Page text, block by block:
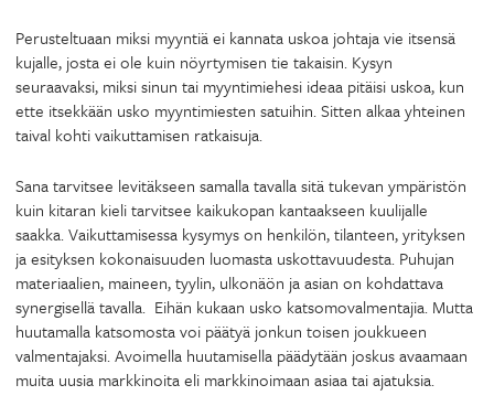
Perusteltuaan miksi myyntiä ei kannata uskoa johtaja vie itsensä
kujalle, josta ei ole kuin nöyrtymisen tie takaisin. Kysyn
seuraavaksi, miksi sinun tai myyntimiehesi ideaa pitäisi uskoa, kun
ette itsekkään usko myyntimiesten satuihin. Sitten alkaa yhteinen
taival kohti vaikuttamisen ratkaisuja.
Sana tarvitsee levitäkseen samalla tavalla sitä tukevan ympäristön
kuin kitaran kieli tarvitsee kaikukopan kantaakseen kuulijalle
saakka. Vaikuttamisessa kysymys on henkilön, tilanteen, yrityksen
ja esityksen kokonaisuuden luomasta uskottavuudesta. Puhujan
materiaalien, maineen, tyylin, ulkonäön ja asian on kohdattava
synergisellä tavalla. Eihän kukaan usko katsomovalmentajia. Mutta
huutamalla katsomosta voi päätyä jonkun toisen joukkueen
valmentajaksi. Avoimella huutamisella päädytään joskus avaamaan
muita uusia markkinoita eli markkinoimaan asiaa tai ajatuksia.